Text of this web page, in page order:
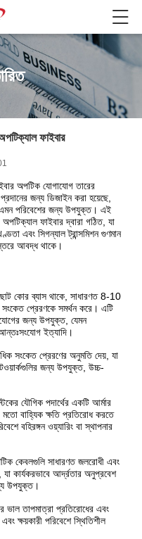
ফাইবার
অপটিক যোগাযোগ তারের
জন্য ডিজাইন করা হয়েছে,
এমন পরিবেশের জন্য উপযুক্ত। এই
ফাইবার দ্বারা গঠিত, যা
এবং সিগন্যাল ট্রান্সমিশন গুণমান
আবদ্ধ থাকে।
কোর ব্যাস থাকে, সাধারণত 8-10
প্রেরণকে সমর্থন করে। এটি
জন্য উপযুক্ত, যেমন
আন্তঃসংযোগ ইত্যাদি।
সংকেত প্রেরণের অনুমতি দেয়, যা
জন্য উপযুক্ত, উচ্চ-
যৌগিক পদার্থের একটি আর্মার
বাহ্যিক ক্ষতি প্রতিরোধ করতে
বহিরঙ্গন ওয়্যারিং বা স্থাপনার
কেবলগুলি সাধারণত জলরোধী এবং
কার্যকরভাবে আর্দ্রতার অনুপ্রবেশ
উপযুক্ত।
ভাল তাপমাত্রা প্রতিরোধের এবং
ক্ষয়কারী পরিবেশে স্থিতিশীল